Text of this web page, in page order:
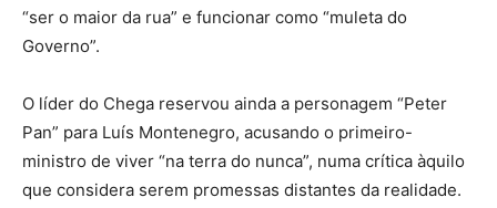
“ser o maior da rua” e funcionar como “muleta do
Governo”.
O líder do Chega reservou ainda a personagem “Peter
Pan” para Luís Montenegro, acusando o primeiro-
ministro de viver “na terra do nunca”, numa crítica àquilo
que considera serem promessas distantes da realidade.